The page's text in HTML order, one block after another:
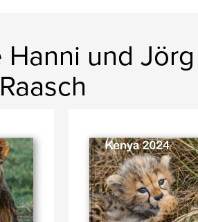
Hanni und Jörg
Raasch